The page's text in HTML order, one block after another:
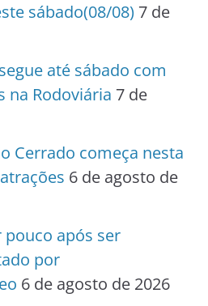
sábado(08/08) 7 de
até sábado com
na Rodoviária 7 de
Cerrado começa nesta
6 de agosto de
pouco após ser
por
6 de agosto de 2026